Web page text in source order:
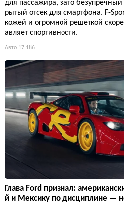
для пассажира, зато
рытый отсек для смартфона. F-
кожей и огромной решеткой
авляет спортивности.
Авто 17 186
Глава Ford признал:
й и Мексику по дисциплине —